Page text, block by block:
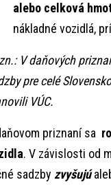
alebo celková
nákladné vozidlá,
V daňových
pre celé
VÚC.
priznaní sa
. V závislosti od
sadzby zvyšujú